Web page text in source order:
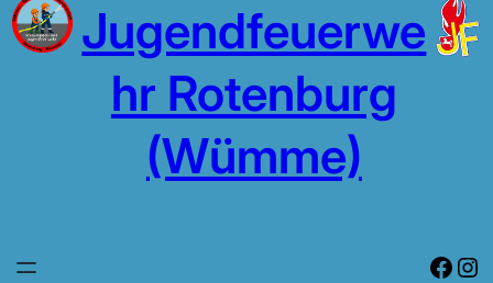
Jugendfeuerwe
hr Rotenburg
(Wümme)